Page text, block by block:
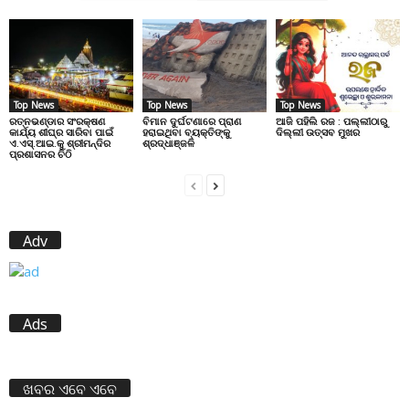
Top News
ରତ୍ନଭଣ୍ଡାର ସଂରକ୍ଷଣ
କାର୍ଯ୍ୟ ଶୀଘ୍ର ସାରିବା ପାଇଁ
ଏ.ଏସ୍.ଆଇ.କୁ ଶ୍ରୀମନ୍ଦିର
ପ୍ରଶାସନର ଚିଠି
Top News
ବିମାନ ଦୁର୍ଘଟଣାରେ ପ୍ରାଣ
ହରାଇଥିବା ବ୍ୟକ୍ତିଙ୍କୁ
ଶ୍ରଦ୍ଧାଞ୍ଜଳି
Top News
ଆଜି ପହିଲି ରଜ : ପଲ୍ଲୀଠାରୁ
ଦିଲ୍ଲୀ ଉତ୍ସବ ମୁଖର
Adv
Ads
ଖବର ଏବେ ଏବେ